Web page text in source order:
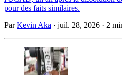
pour des faits similaires.
ParKevin Aka · juil. 28, 2026 · 2